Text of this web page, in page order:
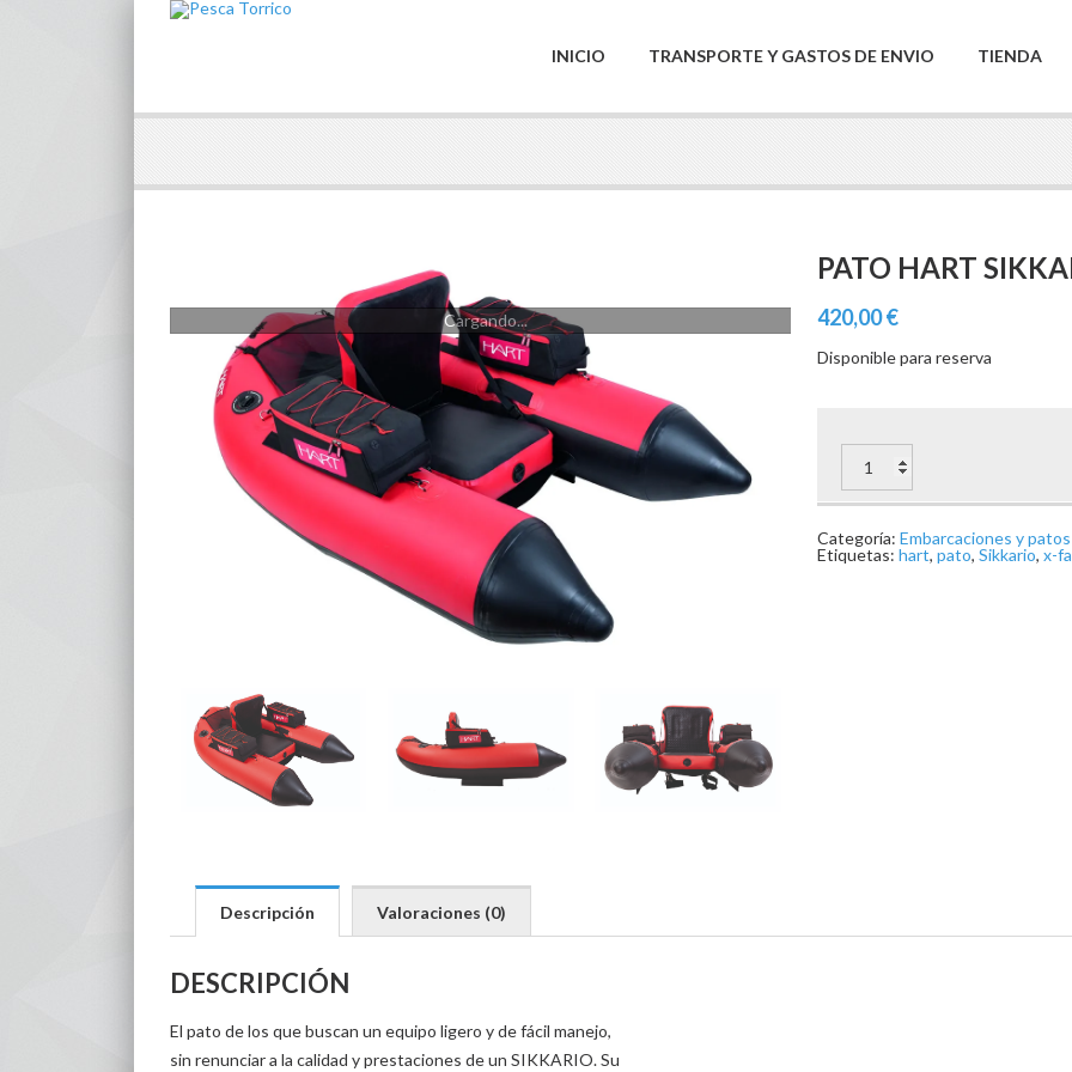
INICIO TRANSPORTE Y GASTOS DE ENVIO TIENDA
Cargando...
PATO HART
420,00€
Disponible para reserva
SIKKARIO
X-
FAST
Categoría: Embarcaciones y patos
Etiquetas: hart, pato, Sikkario, x-
Descripción Valoraciones (0)
DESCRIPCIÓN
El pato de los que buscan un equipo ligero y de fácil manejo,
sin renunciar a la calidad y prestaciones de un SIKKARIO. Su